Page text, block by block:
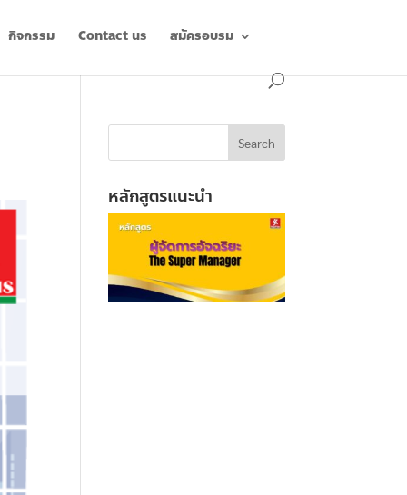
กิจกรรม Contact us สมัครอบรม
หลักสูตรแนะนำ